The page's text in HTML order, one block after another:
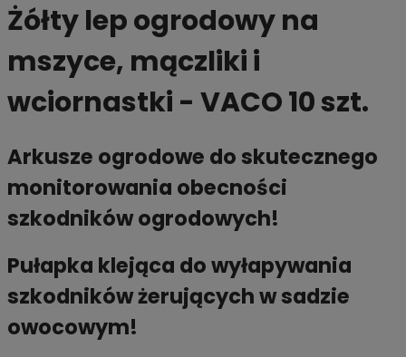
Żółty lep ogrodowy na
mszyce, mączliki i
wciornastki - VACO 10 szt.
Arkusze ogrodowe do skutecznego
monitorowania obecności
szkodników ogrodowych!
Pułapka klejąca do wyłapywania
szkodników żerujących w sadzie
owocowym!